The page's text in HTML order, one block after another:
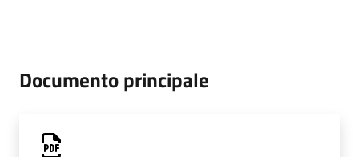
Documento principale